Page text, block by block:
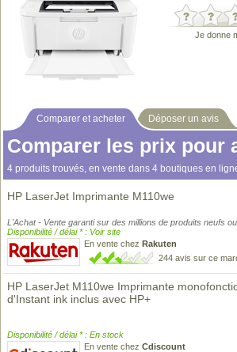
Je donne
Comparer et acheter Déposer un avis
Comparer les prix pour
4 produits trouvés, en vente dans 4 boutiques en
HP LaserJet Imprimante M110we
L'Achat - Vente garanti sur des millions de produits neufs
Disponibilité / délai * : Voir site
En vente chez Rakuten
244 avis sur ce
HP LaserJet M110we Imprimante
d'Instant ink inclus avec HP+
Disponibilité / délai * : En stock
En vente chez Cdiscount